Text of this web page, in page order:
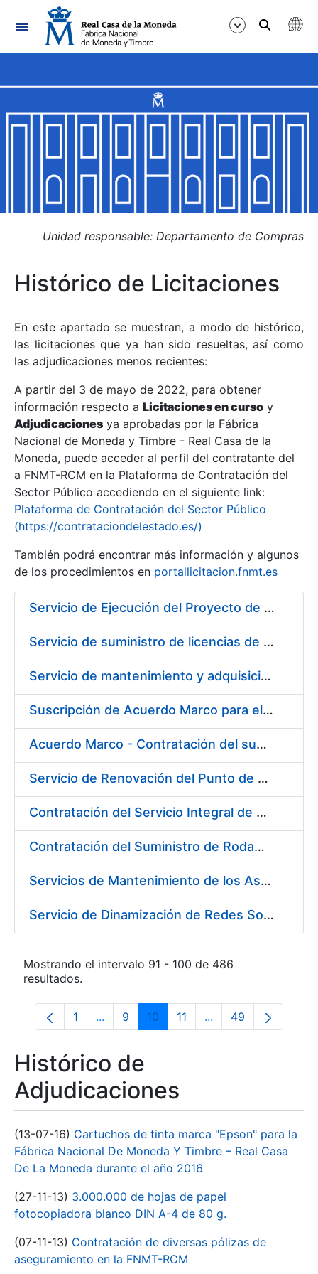
Navegación
Mostrar/Ocultar
Mostrar/Ocultar
Mostrar/Ocultar
Mostrar/Ocultar
Mostrar/Ocultar
Mostrar/Ocultar
Unidad responsable: Departamento de Compras
Histórico de Licitaciones
En este apartado se muestran, a modo de histórico,
las licitaciones que ya han sido resueltas, así como
las adjudicaciones menos recientes:
A partir del 3 de mayo de 2022, para obtener
información respecto a Licitaciones en curso y
Adjudicaciones ya aprobadas por la Fábrica
Nacional de Moneda y Timbre - Real Casa de la
Moneda, puede acceder al perfil del contratante del
a FNMT-RCM en la Plataforma de Contratación del
Sector Público accediendo en el siguiente link:
Plataforma de Contratación del Sector Público
(https://contrataciondelestado.es/)
También podrá encontrar más información y algunos
de los procedimientos en portallicitacion.fnmt.es
Servicio de Ejecución del Proyecto de Diseño, Construcción, Montaje, Desmontaje y Transporte de Stands para las diferentes Ferias Nacionales e Internacionales a celebrar durante 2020
Servicio de suministro de licencias de productos BES12
Servicio de mantenimiento y adquisición de las tapas automáticas HYGOLET instaladas en la FNMT-RCM de Madrid, y el suministro de rollos de plásticos originales
Suscripción de Acuerdo Marco para el Suministro de Material de Ferretería para la Entidad Pública Empresarial Fábrica Nacional de Moneda y Timbre-Real Casa de la Moneda (FNMT-RCM)
Acuerdo Marco - Contratación del suministro de Material de Electricidad para la Fábrica de papel de Burgos. PA AM /FP/004/2020-2021
Servicio de Renovación del Punto de Venta de la Tienda del Museo de la FNMT-RCM
Contratación del Servicio Integral de Cardioprotección para sus Sedes de Madrid y Burgos
Contratación del Suministro de Rodamientos y Material de Transmisiones para la Fábrica Nacional de Moneda y Timbre - Real Casa de la Moneda
Servicios de Mantenimiento de los Ascensores, Montacargas y Plataformas de Minusválidos instalados en la Fábrica de Papel de Burgos
Servicio de Dinamización de Redes Sociales
Mostrando el intervalo 91 - 100 de 486
resultados.
Página
1 ...Páginas intermedias Use TAB para
Página
9 Página
10 Página
11 ...PáginasPágina
49
Histórico de
Adjudicaciones
(13-07-16) Cartuchos de tinta marca "Epson" para la
Fábrica Nacional De Moneda Y Timbre – Real Casa
De La Moneda durante el año 2016
(27-11-13) 3.000.000 de hojas de papel
fotocopiadora blanco DIN A-4 de 80 g.
(07-11-13) Contratación de diversas pólizas de
aseguramiento en la FNMT-RCM